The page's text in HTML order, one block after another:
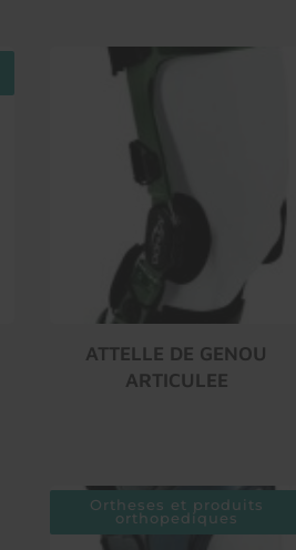
ATTELLE DE GENOU
ARTICULEE
Ortheses et produits
orthopediques